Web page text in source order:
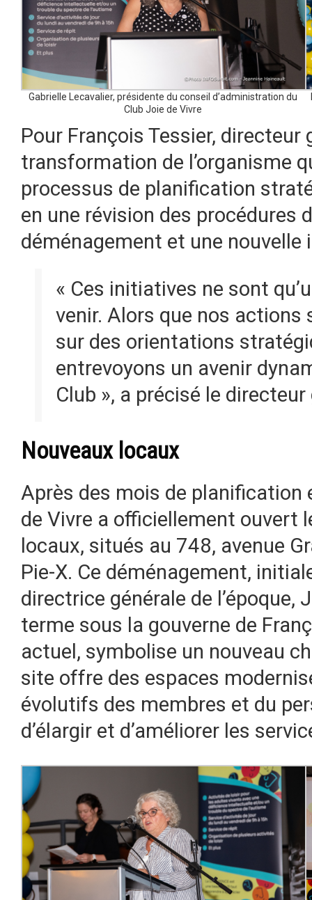
Gabrielle Lecavalier, présidente du conseil d’administration du
Club Joie de Vivre
Pour François Tessier, directeur
transformation de l’organisme
processus de planification
en une révision des procédures
déménagement et une nouvelle
« Ces initiatives ne sont
venir. Alors que nos
sur des orientations
entrevoyons un avenir
Club », a précisé le directeur
Nouveaux locaux
Après des mois de planification
de Vivre a officiellement ouvert
locaux, situés au 748, avenue
Pie-X. Ce déménagement,
directrice générale de l’époque,
terme sous la gouverne de
actuel, symbolise un nouveau
site offre des espaces
évolutifs des membres et du
d’élargir et d’améliorer les